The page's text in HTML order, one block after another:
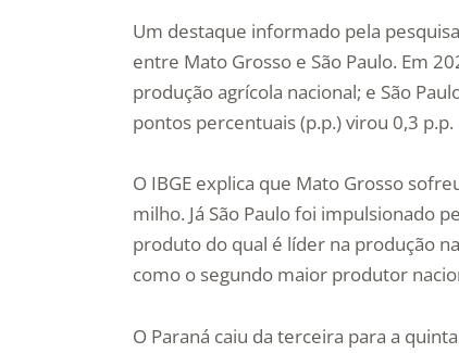
Um destaque informado pela
entre Mato Grosso e São Paulo. Em
produção agrícola nacional; e São
pontos percentuais (p.p.) virou 0,3 p.p.
O IBGE explica que Mato Grosso
milho. Já São Paulo foi impulsionado
produto do qual é líder na produção
como o segundo maior produtor
O Paraná caiu da terceira para a